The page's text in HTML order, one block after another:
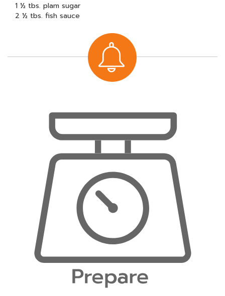
1 ½ tbs. plam sugar
2 ½ tbs. fish sauce